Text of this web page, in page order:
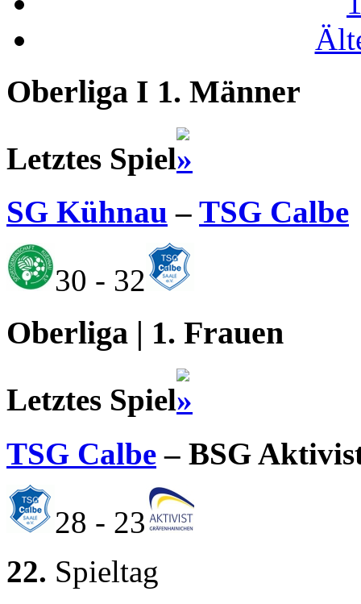
Oberliga I 1. Männer
Letztes Spiel
SG Kühnau – TSG Calbe
30 - 32
Oberliga | 1. Frauen
Letztes Spiel
TSG Calbe – BSG
28 - 23
22. Spieltag